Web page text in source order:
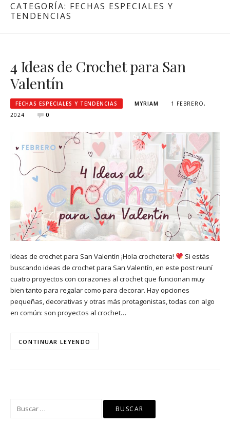
CATEGORÍA: FECHAS ESPECIALES Y
TENDENCIAS
4 Ideas de Crochet para San
Valentín
FECHAS ESPECIALES Y TENDENCIAS MYRIAM
1 FEBRERO,
2024
0
Ideas de crochet para San Valentín ¡Hola crochetera!
Si estás
buscando ideas de crochet para San Valentín, en este post reuní
cuatro proyectos con corazones al crochet que funcionan muy
bien tanto para regalar como para decorar. Hay opciones
pequeñas, decorativas y otras más protagonistas, todas con algo
en común: son proyectos al crochet…
CONTINUAR LEYENDO